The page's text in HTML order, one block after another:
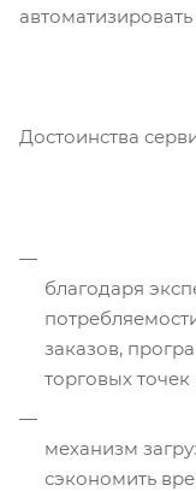
Достоинства
благодаря
заказов,
торговых
механизм
сэкономить